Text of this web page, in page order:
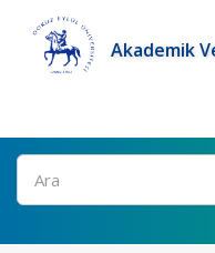
Akademik
Ara